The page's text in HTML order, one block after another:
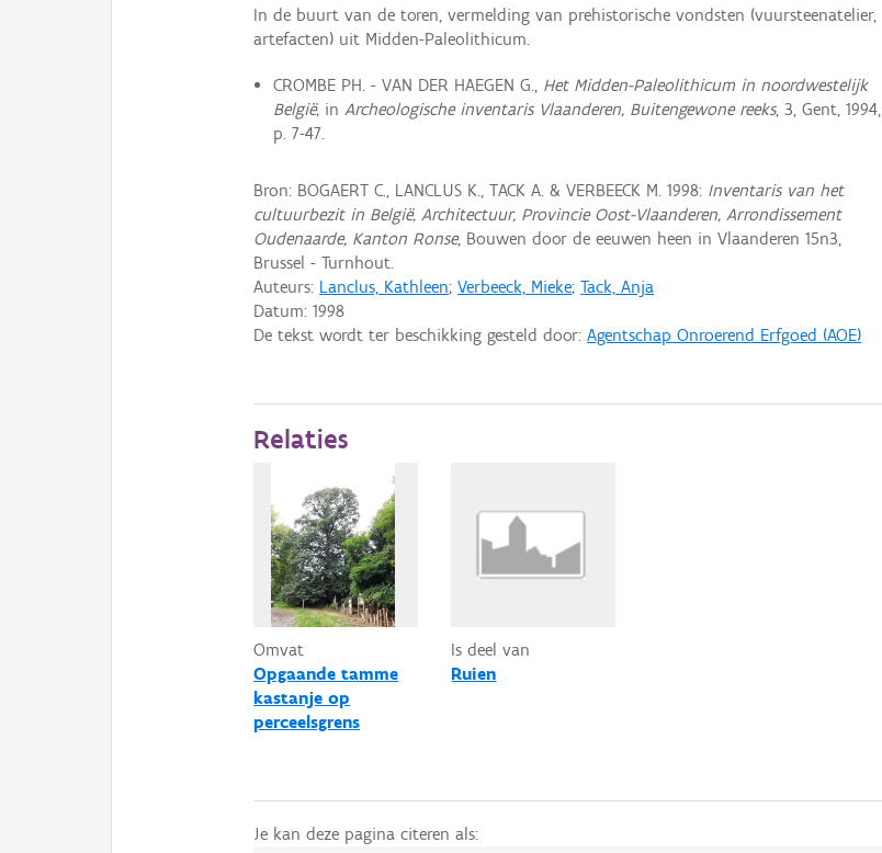
In de buurt van de toren, vermelding van prehistorische vondsten (vuursteenatelier,
artefacten) uit Midden-Paleolithicum.
CROMBE PH. - VAN DER HAEGEN G., Het Midden-Paleolithicum in noordwestelijk
België,in Archeologische inventaris Vlaanderen, Buitengewone reeks, 3, Gent, 1994,
p. 7-47.
Bron: BOGAERT C., LANCLUS K., TACK A. & VERBEECK M. 1998: Inventaris van het
cultuurbezit in België, Architectuur, Provincie Oost-Vlaanderen, Arrondissement
Oudenaarde, Kanton Ronse, Bouwen door de eeuwen heen in Vlaanderen 15n3,
Brussel - Turnhout.
Auteurs: Lanclus, Kathleen;Verbeeck, Mieke;Tack, Anja
Datum:1998
De tekst wordt ter beschikking gesteld door:Agentschap Onroerend Erfgoed (AOE)
Relaties
Omvat
Opgaande tamme
kastanje op
perceelsgrens
Is deel van
Ruien
Je kan deze pagina citeren als: